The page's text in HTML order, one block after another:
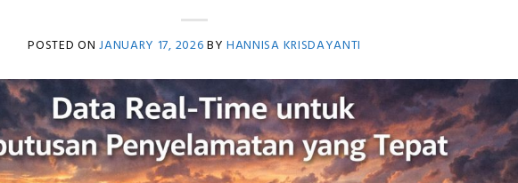
POSTED ONJANUARY 17, 2026 BYHANNISA KRISDAYANTI